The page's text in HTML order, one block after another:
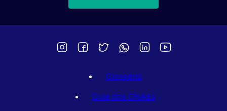
Glossário
Guia dos CNAEs